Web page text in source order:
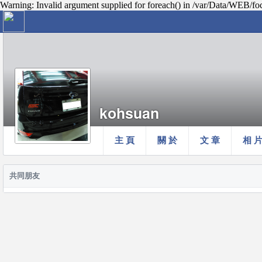
Warning: Invalid argument supplied for foreach() in /var/Data/WEB/
主 頁 關 於 文 章 相 片
kohsuan
共同朋友